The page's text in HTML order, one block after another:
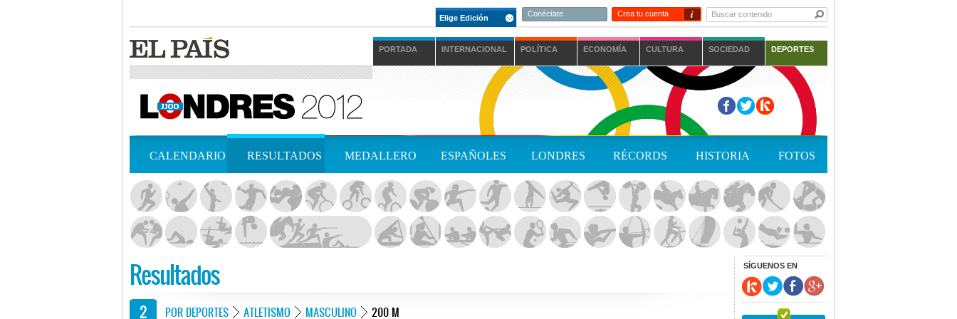
Elige Edición Conéctate Crea tu cuenta i
PORTADA INTERNACIONAL POLÍTICA ECONOMÍA CULTURA SOCIEDAD DEPORTES
CALENDARIO RESULTADOS MEDALLERO ESPAÑOLES LONDRES RÉCORDS HISTORIA FOTOS
Resultados
POR DEPORTES ATLETISMO MASCULINO 200 M
SÍGUENOS EN